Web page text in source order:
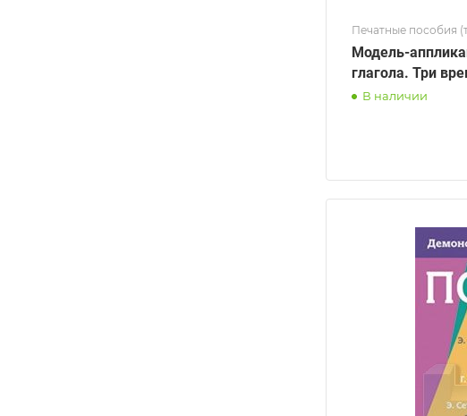
Печатные пособия
Модель-
глагола. Три
В наличии